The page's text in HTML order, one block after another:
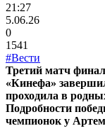
21:27
5.06.26
0
1541
#Вести
Третий матч
«Кинефа»
проходила в
Подробности
чемпионок у